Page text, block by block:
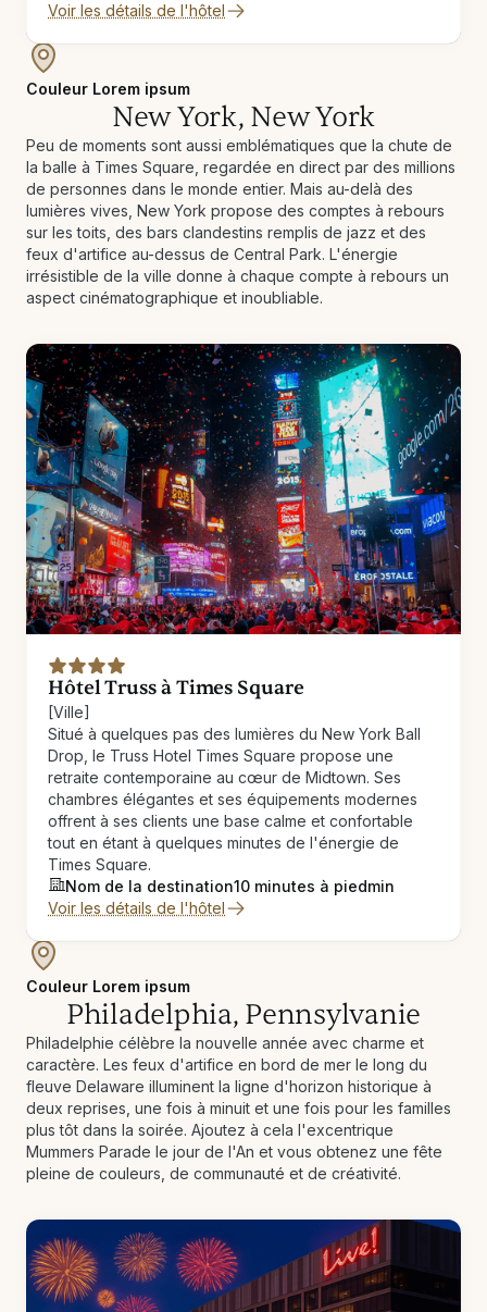
Voir les détails de l'hôtel
Hôtel Truss à Times Square
[Ville]
Situé à quelques pas des lumières du New York Ball
Drop, le Truss Hotel Times Square propose une
retraite contemporaine au cœur de Midtown. Ses
chambres élégantes et ses équipements modernes
offrent à ses clients une base calme et confortable
tout en étant à quelques minutes de l'énergie de
Times Square.
Nom de la destination10 minutes à piedmin
Voir les détails de l'hôtel
Couleur Lorem ipsum
New York, New York
Peu de moments sont aussi emblématiques que la chute de
la balle à Times Square, regardée en direct par des millions
de personnes dans le monde entier. Mais au-delà des
lumières vives, New York propose des comptes à rebours
sur les toits, des bars clandestins remplis de jazz et des
feux d'artifice au-dessus de Central Park. L'énergie
irrésistible de la ville donne à chaque compte à rebours un
aspect cinématographique et inoubliable.
Couleur Lorem ipsum
Philadelphia, Pennsylvanie
Philadelphie célèbre la nouvelle année avec charme et
caractère. Les feux d'artifice en bord de mer le long du
fleuve Delaware illuminent la ligne d'horizon historique à
deux reprises, une fois à minuit et une fois pour les familles
plus tôt dans la soirée. Ajoutez à cela l'excentrique
Mummers Parade le jour de l'An et vous obtenez une fête
pleine de couleurs, de communauté et de créativité.